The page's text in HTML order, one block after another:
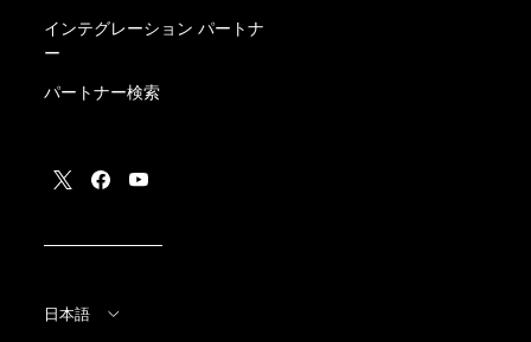
インテグレーション パートナ
ー
パートナー検索
日本語